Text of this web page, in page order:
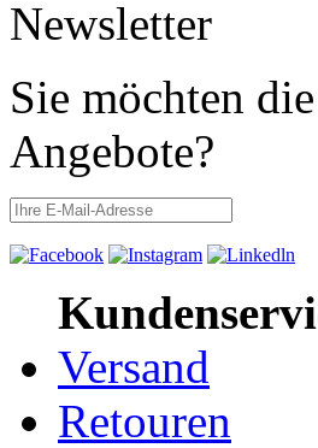
Newsletter
Sie möchten
Angebote?
Versand
Retouren